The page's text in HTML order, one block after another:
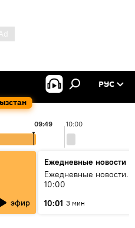
РУС
10:00
09:49
эфир
Ежедневные новости
Ежедневные новости.
10:00
10:01 3 мин